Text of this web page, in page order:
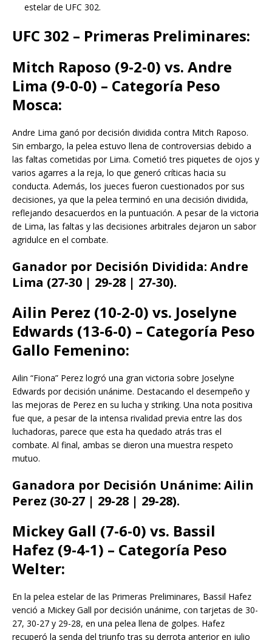
estelar de UFC 302.
UFC 302 – Primeras Preliminares:
Mitch Raposo (9-2-0) vs. Andre
Lima (9-0-0) – Categoría Peso
Mosca:
Andre Lima ganó por decisión dividida contra Mitch Raposo.
Sin embargo, la pelea estuvo llena de controversias debido a
las faltas cometidas por Lima. Cometió tres piquetes de ojos y
varios agarres a la reja, lo que generó críticas hacia su
conducta. Además, los jueces fueron cuestionados por sus
decisiones, ya que la pelea terminó en una decisión dividida,
reflejando desacuerdos en la puntuación. A pesar de la victoria
de Lima, las faltas y las decisiones arbitrales dejaron un sabor
agridulce en el combate.
Ganador por Decisión Dividida: Andre
Lima (27-30 | 29-28 | 27-30).
Ailin Perez (10-2-0) vs. Joselyne
Edwards (13-6-0) – Categoría Peso
Gallo Femenino:
Ailin “Fiona” Perez logró una gran victoria sobre Joselyne
Edwards por decisión unánime. Destacando el desempeño y
las mejoras de Perez en su lucha y striking. Una nota positiva
fue que, a pesar de la intensa rivalidad previa entre las dos
luchadoras, parece que esta ha quedado atrás tras el
combate. Al final, ambas se dieron una muestra respeto
mutuo.
Ganadora por Decisión Unánime: Ailin
Perez (30-27 | 29-28 | 29-28).
Mickey Gall (7-6-0) vs. Bassil
Hafez (9-4-1) – Categoría Peso
Welter:
En la pelea estelar de las Primeras Preliminares, Bassil Hafez
venció a Mickey Gall por decisión unánime, con tarjetas de 30-
27, 30-27 y 29-28, en una pelea llena de golpes. Hafez
recuperó la senda del triunfo tras su derrota anterior en julio